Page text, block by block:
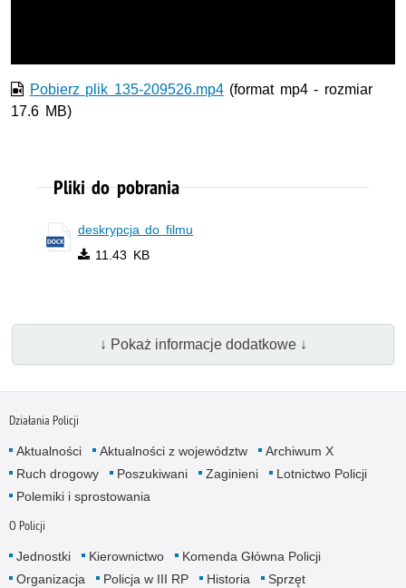
Pobierz plik 135-209526.mp4(format mp4 - rozmiar
17.6 MB)
Pliki do pobrania
deskrypcja do filmu
11.43 KB
↓ Pokaż informacje dodatkowe ↓
Działania Policji
Aktualności Aktualności z województw
Archiwum X
Ruch drogowy
Poszukiwani Zaginieni
Lotnictwo Policji
Polemiki i sprostowania
O Policji
Jednostki Kierownictwo
Komenda Główna Policji
Organizacja
Policja w III RP Historia
Sprzęt